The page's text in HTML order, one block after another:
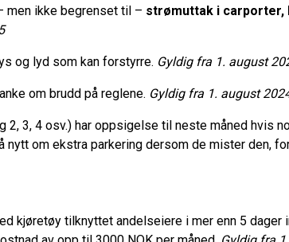
men ikke begrenset til – strømuttak i carporter,
og lyd som kan forstyrre. Gyldig fra 1. august
om brudd på reglene. Gyldig fra 1. august
2, 3, 4 osv.) har oppsigelse til neste måned hvis
om ekstra parkering dersom de mister den,
kjøretøy tilknyttet andelseiere i mer enn 5 dager